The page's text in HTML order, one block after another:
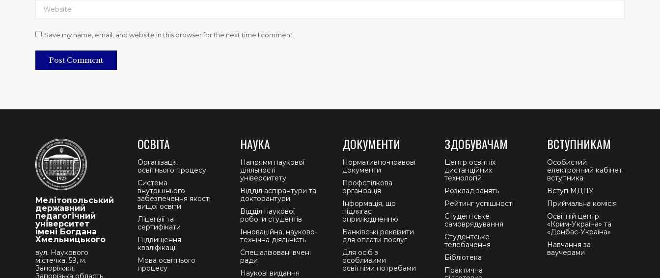
Website
Save my name, email, and website in this browser for the next time I comment.
Post Comment
Мелітопольський
державний
педагогічний
університет
імені Богдана
Хмельницького
вул. Наукового
містечка, 59, м.
Запоріжжя,
Запорізька область,
ОСВІТА
Організація
освітнього процесу
Система
внутрішнього
забезпечення якості
вищої освіти
Ліцензії та
сертифікати
Підвищення
кваліфікації
Мова освітнього
процесу
НАУКА
Напрями наукової
діяльності
університету
Відділ аспірантури та
докторантури
Відділ наукової
роботи студентів
Інноваційна, науково-
технічна діяльність
Спеціалізовані вчені
ради
Наукові видання
ДОКУМЕНТИ
Нормативно-правові
документи
Профспілкова
організація
Інформація, що
підлягає
оприлюдненню
Банківські реквізити
для оплати послуг
Для осіб з
особливими
освітніми потребами
ЗДОБУВАЧАМ
Центр освітніх
дистанційних
технологій
Розклад занять
Рейтинг успішності
Студентське
самоврядування
Студентське
телебачення
Бібліотека
Практична
ВСТУПНИКАМ
Особистий
електронний кабінет
вступника
Вступ МДПУ
Приймальна комісія
Освітній центр
«Крим-Україна» та
«Донбас-Україна»
Навчання за
ваучерами